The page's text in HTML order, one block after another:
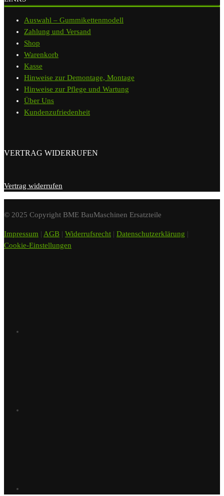
Auswahl – Gummikettenmodell
Zahlung und Versand
Shop
Warenkorb
Kasse
Hinweise zur Demontage, Montage
Hinweise zur Pflege und Wartung
Über Uns
Kundenzufriedenheit
VERTRAG WIDERRUFEN
Vertrag widerrufen
© 2025 Copyright BME BauMaschinen Ersatzteile
Impressum | AGB | Widerrufsrecht | Datenschutzerklärung |
Cookie-Einstellungen